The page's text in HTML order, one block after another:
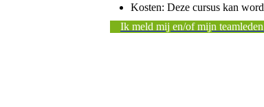
Kosten: Deze cursus kan
Ik meld mij en/of mijn